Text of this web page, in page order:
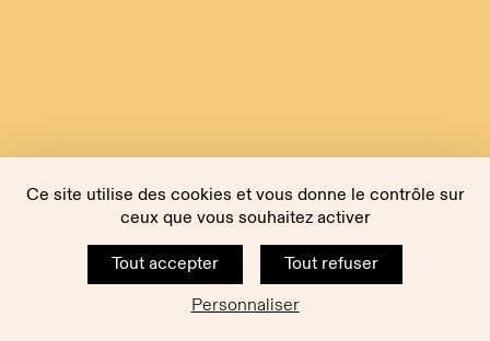
Ce site utilise des cookies et vous donne le contrôle sur
ceux que vous souhaitez activer
Tout accepter
Tout refuser
Personnaliser